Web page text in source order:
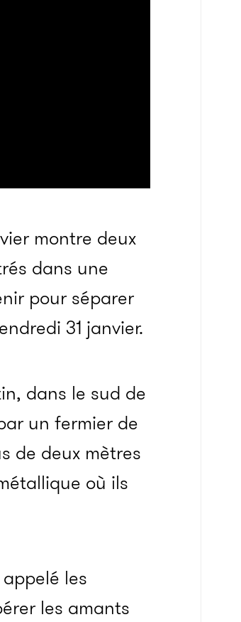
montre deux
dans une
pour séparer
31 janvier.
dans le sud de
un fermier de
de deux mètres
où ils
les
les amants